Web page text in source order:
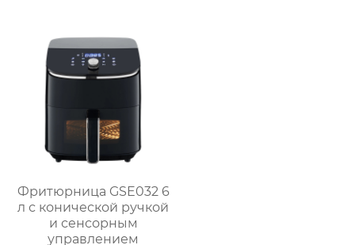
– серия GSE038
Фритюрница GSE032 6
л с конической ручкой
и сенсорным
управлением